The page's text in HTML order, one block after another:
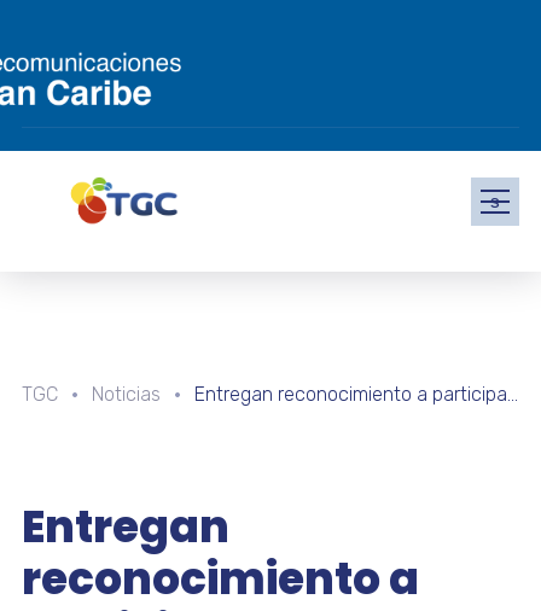
s
TGC Noticias Entregan reconocimiento a participantes de los Retos Estudiantiles de Ciencias Naturales y Matemáticas en la región Oriental
Entregan
reconocimiento a